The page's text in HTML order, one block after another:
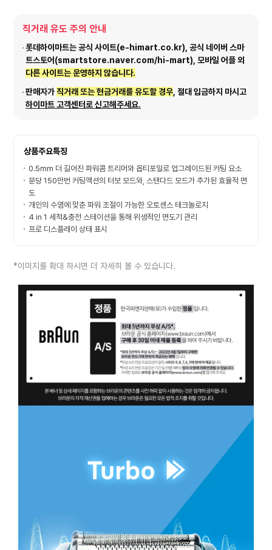
직거래 유도 주의 안내
롯데하이마트는 공식 사이트(e-himart.co.kr), 공식 네이버 스마
트스토어(smartstore.naver.com/hi-mart), 모바일 어플 외
다른 사이트는 운영하지 않습니다.
판매자가직거래 또는 현금거래를 유도할 경우, 절대 입금하지 마시고
하이마트 고객센터로 신고해주세요.
상품주요특징
0.5mm 더 길어진 파워콤 트리머와 옵티포일로 업그레이드된 커팅 요소
분당 150만번 커팅액션의 터보 모드와, 스탠다드 모드가 추가된 효율적 면
도
개인의 수염에 맞춘 파워 조절이 가능한 오토센스 테크놀로지
4 in 1 세척&충전 스테이션을 통해 위생적인 면도기 관리
프로 디스플레이 상태 표시
*이미지를 확대 하시면 더 자세히 볼 수 있습니다.